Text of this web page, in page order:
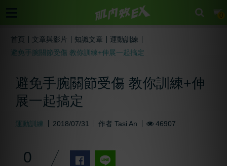
0
首頁 文章與影片 知識文章
運動訓練
避免手腕關節受傷 教你訓練+伸展一起搞定
避免手腕關節受傷 教你訓練+伸
展一起搞定
運動訓練 2018/07/31 作者 Tasi An 46907
0